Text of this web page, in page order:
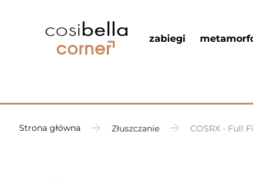
zabiegi
Strona główna Złuszczanie COSRX - Full